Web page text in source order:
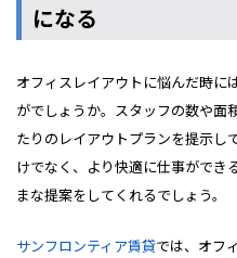
になる
オフィスレイアウトに悩んだ時に
がでしょうか。スタッフの数や面
たりのレイアウトプランを提示し
けでなく、より快適に仕事ができ
まな提案をしてくれるでしょう。
サンフロンティア賃貸では、オフ